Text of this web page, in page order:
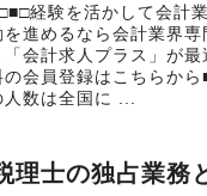
経験を活かして会計
を進めるなら会計業界専
「会計求人プラス」が
の会員登録はこちらか
人数は全国に ...
理士の独占業務